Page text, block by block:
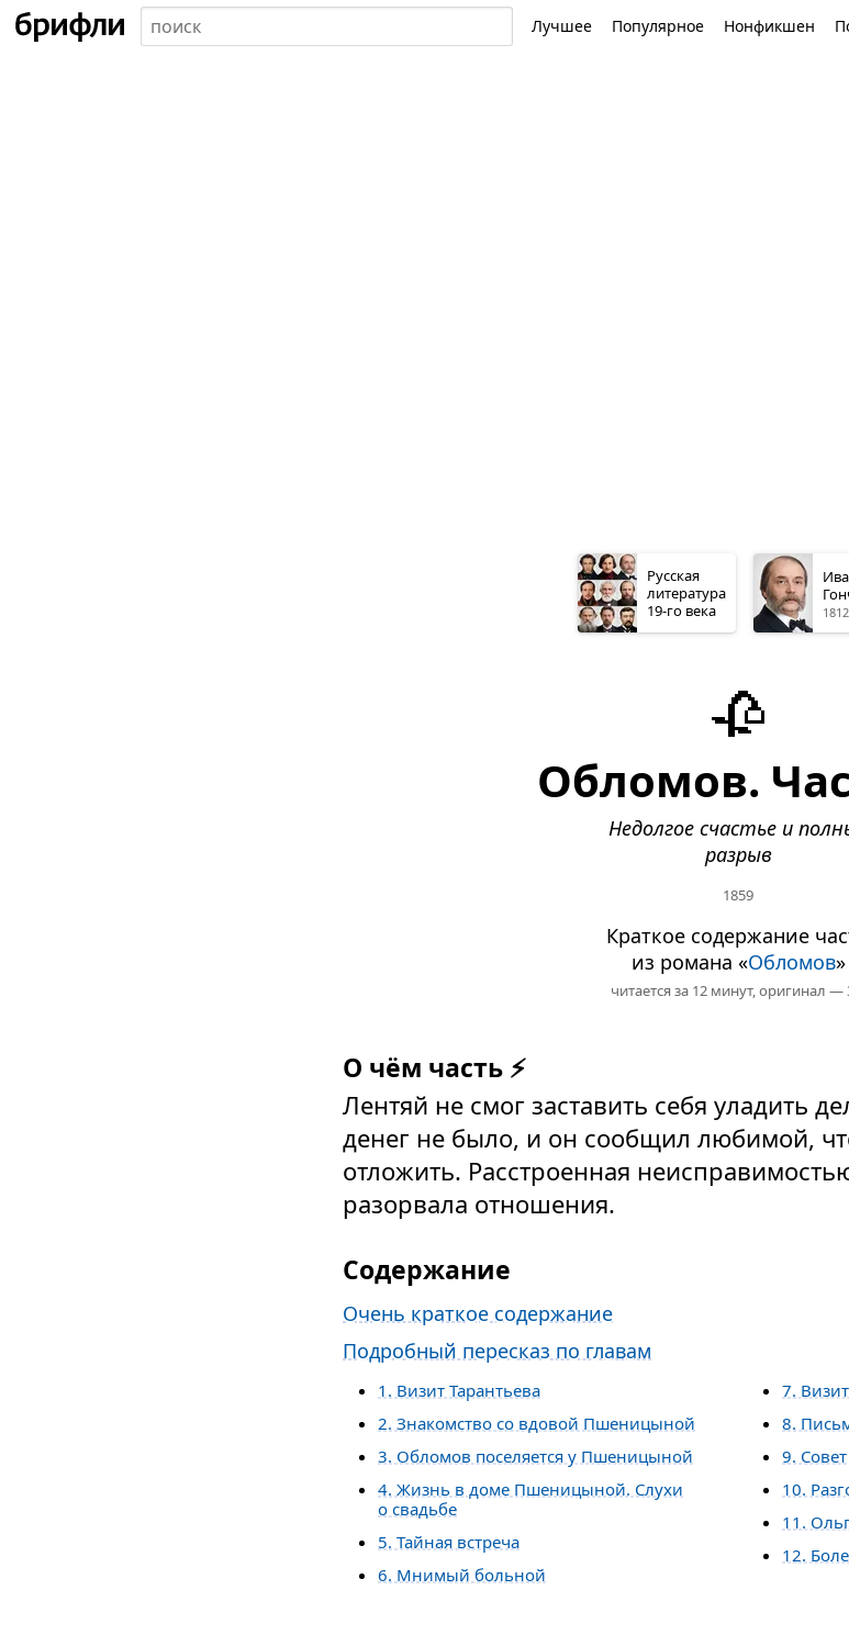
Лучшее Популярное Нонфикшен
Русская
литература
19-го века
🥀
Обломов.
Недолгое счастье и
разрыв
1859
Краткое содержание
из романа «Обломов»
читается за 12 минут,оригинал —
О чём часть ⚡
Лентяй не смог заставить себя уладить
денег не было, и он сообщил любимой,
отложить. Расстроенная
разорвала отношения.
Содержание
Очень краткое содержание
Подробный пересказ по главам
1. Визит Тарантьева
2. Знакомство со вдовой Пшеницыной
3. Обломов поселяется у Пшеницыной
4. Жизнь в доме Пшеницыной. Слухи
о свадьбе
5. Тайная встреча
6. Мнимый больной
7.
8.
9.
10.
11.
12.